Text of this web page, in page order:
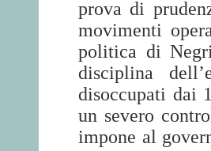
prova di
movimenti
politica di
disciplina
disoccupati dai
un severo
impone al